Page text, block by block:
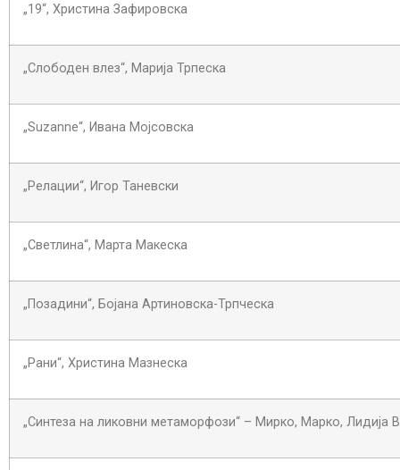
„19“, Христина Зафировска
„Слободен влез“, Марија Трпеска
„Suzanne“, Ивана Мојсовска
„Релации“, Игор Таневски
„Светлина“, Марта Макеска
„Позадини“, Бојана Артиновска-Трпческа
„Рани“, Христина Мазнеска
„Синтеза на ликовни метаморфози“ – Мирко, Марко, Лидија